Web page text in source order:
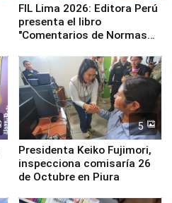
FIL Lima 2026: Editora Perú
presenta el libro
"Comentarios de Normas
Derecho Colectivo"
5
Presidenta Keiko Fujimori,
inspecciona comisaría 26
de Octubre en Piura